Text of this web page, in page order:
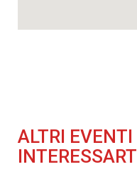
ALTRI EVENTI